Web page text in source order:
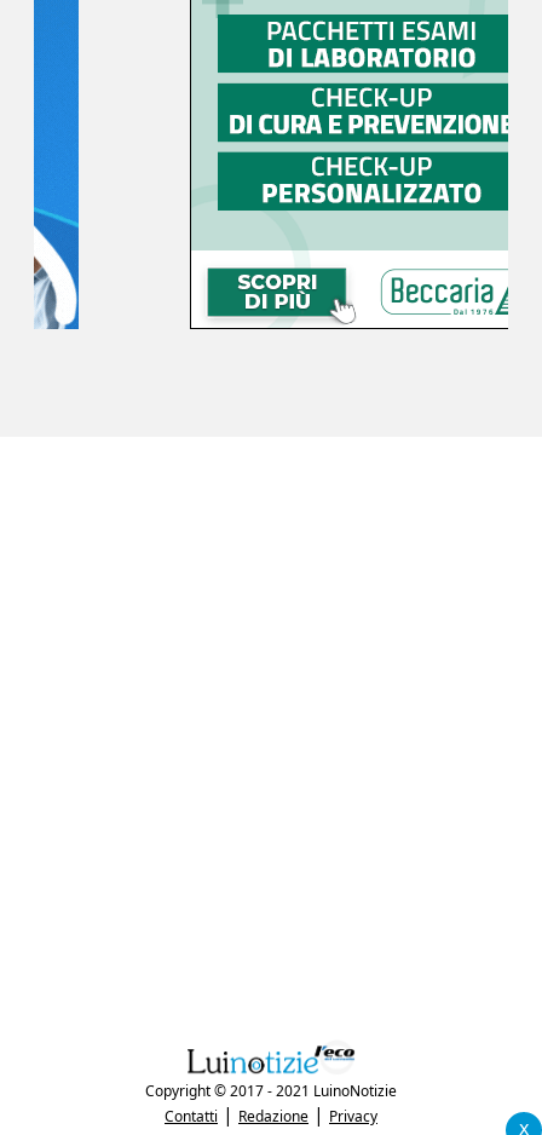
x
Copyright © 2017 - 2021 LuinoNotizie
Contatti | Redazione | Privacy